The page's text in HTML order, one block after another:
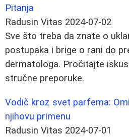
Pitanja
Radusin Vitas 2024-07-02
Sve što treba da znate o
postupaka i brige o rani do
dermatologa. Pročitajte
stručne preporuke.
Vodič kroz svet parfema:
njihovu primenu
Radusin Vitas 2024-07-01